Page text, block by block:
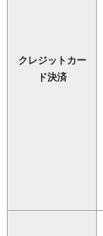
クレジットカー
ド決済